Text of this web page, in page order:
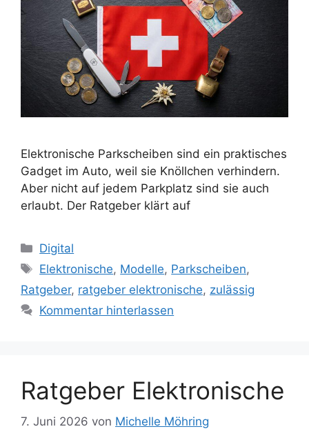
Elektronische Parkscheiben sind ein praktisches
Gadget im Auto, weil sie Knöllchen verhindern.
Aber nicht auf jedem Parkplatz sind sie auch
erlaubt. Der Ratgeber klärt auf
Kategorien
Digital
Schlagwörter
Elektronische, Modelle, Parkscheiben,
Ratgeber, ratgeber elektronische, zulässig
Kommentar hinterlassen
Ratgeber Elektronische
7. Juni 2026 von Michelle Möhring